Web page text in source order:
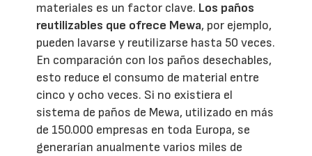
materiales es un factor clave. Los paños
reutilizables que ofrece Mewa, por ejemplo,
pueden lavarse y reutilizarse hasta 50 veces.
En comparación con los paños desechables,
esto reduce el consumo de material entre
cinco y ocho veces. Si no existiera el
sistema de paños de Mewa, utilizado en más
de 150.000 empresas en toda Europa, se
generarían anualmente varios miles de